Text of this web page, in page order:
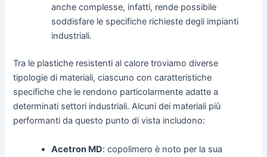
anche complesse, infatti, rende possibile
soddisfare le specifiche richieste degli impianti
industriali.
Tra le plastiche resistenti al calore troviamo diverse
tipologie di materiali, ciascuno con caratteristiche
specifiche che le rendono particolarmente adatte a
determinati settori industriali. Alcuni dei materiali più
performanti da questo punto di vista includono:
Acetron MD: copolimero è noto per la sua